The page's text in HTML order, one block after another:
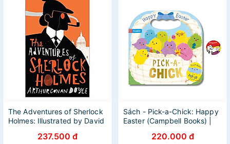
The Adventures of Sherlock
Holmes: Illustrated by David
Classics)237.500 đ
Sách - Pick-a-Chick: Happy
Easter (Campbell Books) |
Colorful Illustrated
220.000 đ